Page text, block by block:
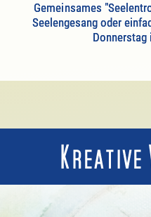
Gemeinsames
Seelengesang oder